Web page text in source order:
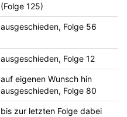
(Folge 125)
ausgeschieden, Folge 56
ausgeschieden, Folge 12
auf eigenen Wunsch hin
ausgeschieden, Folge 80
bis zur letzten Folge dabei